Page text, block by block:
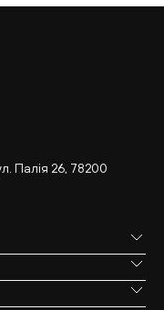
Палія 26, 78200